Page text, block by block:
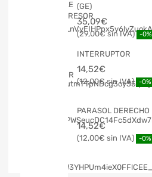
(GE)
35,09€
29,00€ -0%
INTERRUPTOR
14,52€
12,00€ -0%
PARASOL DERECHO
14,52€
12,00€ -0%